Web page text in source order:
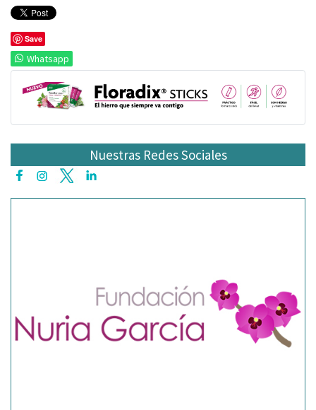
Save
Whatsapp
Nuestras Redes Sociales